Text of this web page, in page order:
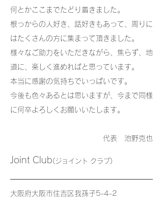
何とかここまでたどり着きました。
根っからの人好き、話好きもあって、周りに
はたくさんの方に集まって頂きました。
様々なご助力をいただきながら、焦らず、地
道に、楽しく進めればと思っています。
本当に感謝の気持ちでいっぱいです。
今後も色々あるとは思いますが、今まで同様
に何卒よろしくお願いいたします。
代表 池野克也
Joint Club(ジョイント クラブ)
大阪府大阪市住吉区我孫子5-4-2